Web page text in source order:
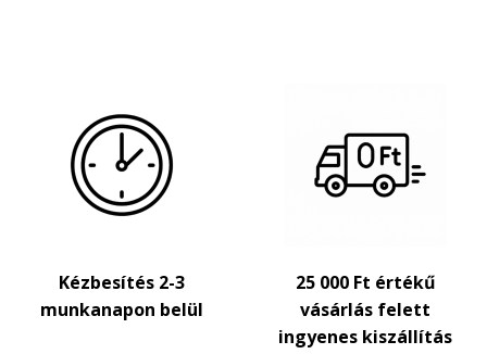
Kézbesítés 2-3
munkanapon belül
25 000 Ft értékű
vásárlás felett
ingyenes kiszállítás